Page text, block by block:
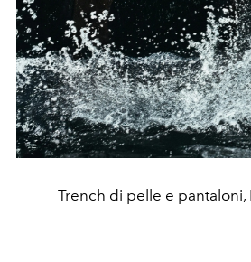
Trench di pelle e pantaloni,